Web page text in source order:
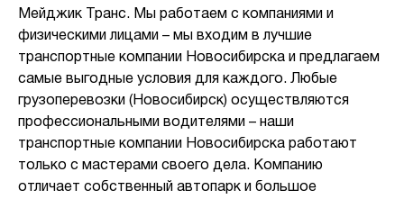
Мейджик Транс. Мы работаем с компаниями и
физическими лицами – мы входим в лучшие
транспортные компании Новосибирска и предлагаем
самые выгодные условия для каждого. Любые
грузоперевозки (Новосибирск) осуществляются
профессиональными водителями – наши
транспортные компании Новосибирска работают
только с мастерами своего дела. Компанию
отличает собственный автопарк и большое